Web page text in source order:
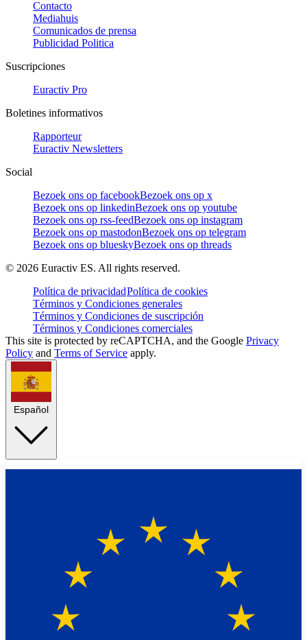
Contacto
Mediahuis
Comunicados de prensa
Publicidad Politica
Suscripciones
Euractiv Pro
Boletines informativos
Rapporteur
Euractiv Newsletters
Social
Bezoek ons op facebookBezoek ons op x
Bezoek ons op linkedinBezoek ons op youtube
Bezoek ons op rss-feedBezoek ons op instagram
Bezoek ons op mastodonBezoek ons op telegram
Bezoek ons op blueskyBezoek ons op threads
© 2026 Euractiv ES. All rights reserved.
Política de privacidadPolítica de cookies
Términos y Condiciones generales
Términos y Condiciones de suscripción
Términos y Condiciones comerciales
This site is protected by reCAPTCHA, and the Google Privacy
Policy and Terms of Service apply.
Español